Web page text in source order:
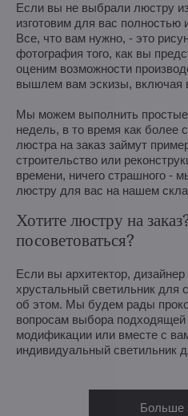
Если вы не выбрали люстру
изготовим для вас
Все, что вам нужно, - это
фотография того, как вы
оценим возможности
вышлем вам эскизы, включая
Мы можем выполнить простые
недель, в то время как более
люстра на заказ займут
строительство или
времени, ничего страшного -
люстру для вас на нашем
Хотите люстру на
посоветоваться?
Если вы архитектор,
хрустальный светильник для
об этом. Мы будем рады
вопросам выбора
модификации или вместе с
индивидуальный светильник
Больше